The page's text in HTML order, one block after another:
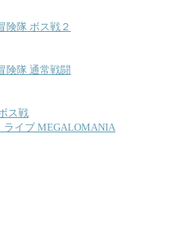
険隊 ボス戦２
険隊 通常戦闘
ス戦
ライブ MEGALOMANIA